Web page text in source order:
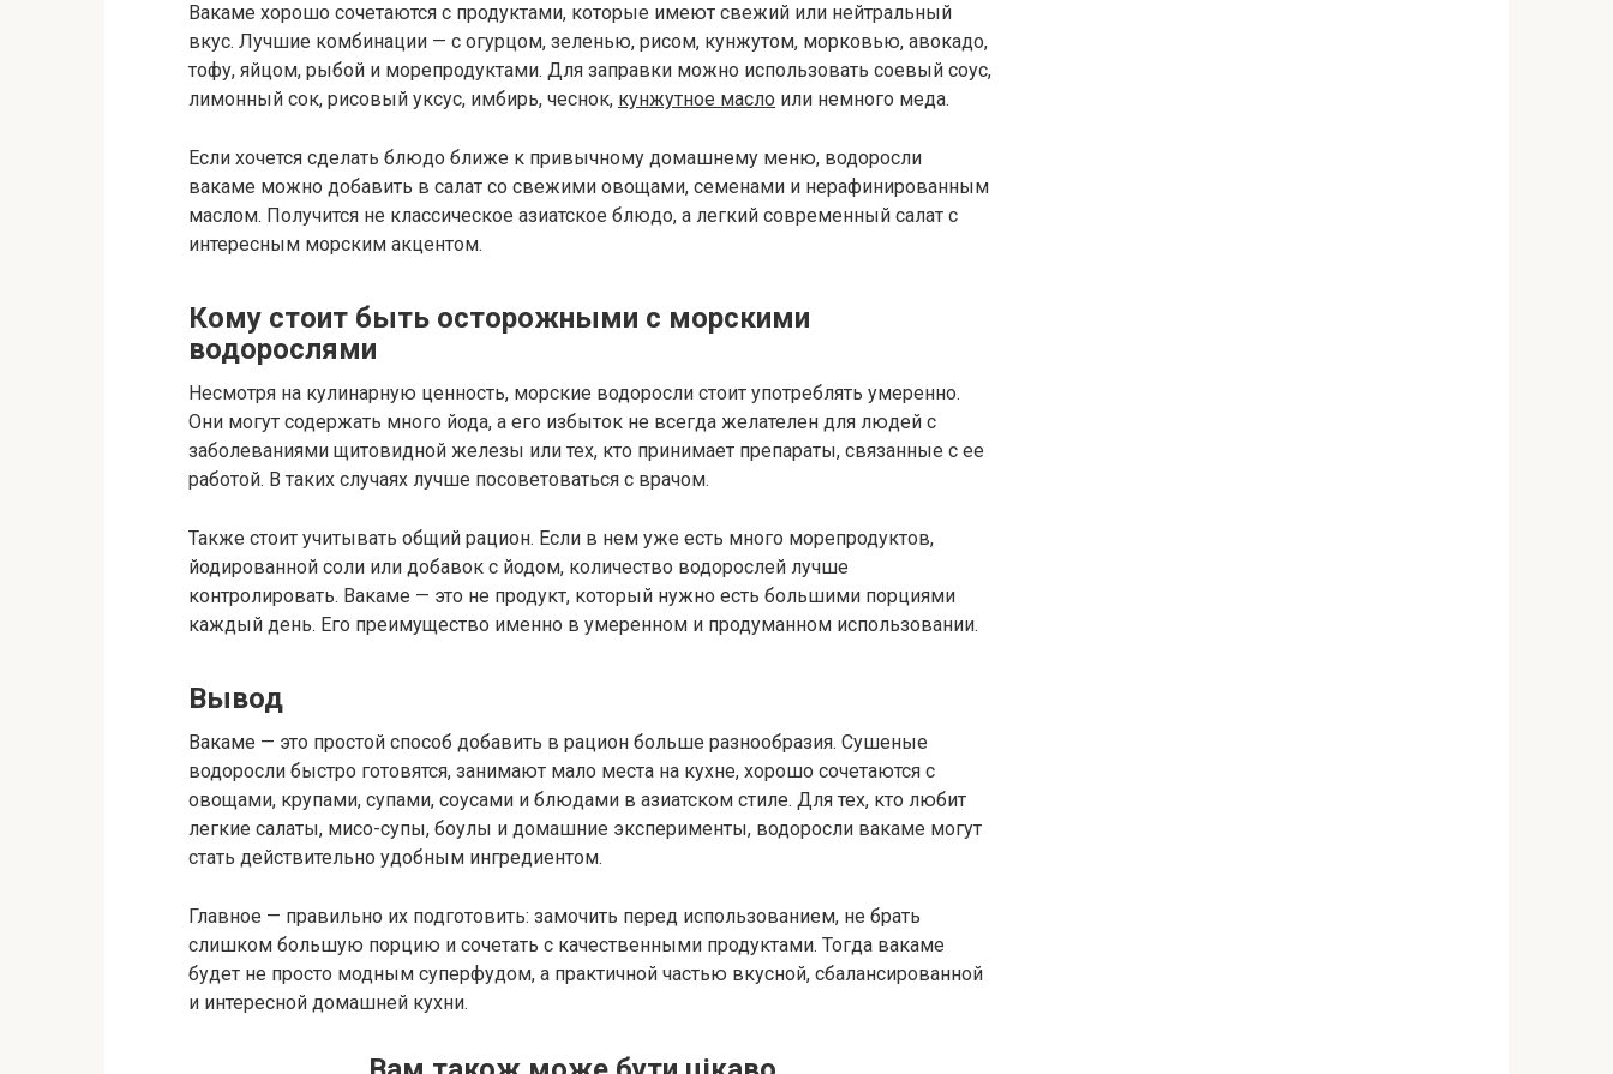
Вакаме хорошо сочетаются с продуктами, которые имеют свежий или нейтральный
вкус. Лучшие комбинации — с огурцом, зеленью, рисом, кунжутом, морковью, авокадо,
тофу, яйцом, рыбой и морепродуктами. Для заправки можно использовать соевый соус,
лимонный сок, рисовый уксус, имбирь, чеснок, кунжутное масло или немного меда.
Если хочется сделать блюдо ближе к привычному домашнему меню, водоросли
вакаме можно добавить в салат со свежими овощами, семенами и нерафинированным
маслом. Получится не классическое азиатское блюдо, а легкий современный салат с
интересным морским акцентом.
Кому стоит быть осторожными с морскими
водорослями
Несмотря на кулинарную ценность, морские водоросли стоит употреблять умеренно.
Они могут содержать много йода, а его избыток не всегда желателен для людей с
заболеваниями щитовидной железы или тех, кто принимает препараты, связанные с ее
работой. В таких случаях лучше посоветоваться с врачом.
Также стоит учитывать общий рацион. Если в нем уже есть много морепродуктов,
йодированной соли или добавок с йодом, количество водорослей лучше
контролировать. Вакаме — это не продукт, который нужно есть большими порциями
каждый день. Его преимущество именно в умеренном и продуманном использовании.
Вывод
Вакаме — это простой способ добавить в рацион больше разнообразия. Сушеные
водоросли быстро готовятся, занимают мало места на кухне, хорошо сочетаются с
овощами, крупами, супами, соусами и блюдами в азиатском стиле. Для тех, кто любит
легкие салаты, мисо-супы, боулы и домашние эксперименты, водоросли вакаме могут
стать действительно удобным ингредиентом.
Главное — правильно их подготовить: замочить перед использованием, не брать
слишком большую порцию и сочетать с качественными продуктами. Тогда вакаме
будет не просто модным суперфудом, а практичной частью вкусной, сбалансированной
и интересной домашней кухни.